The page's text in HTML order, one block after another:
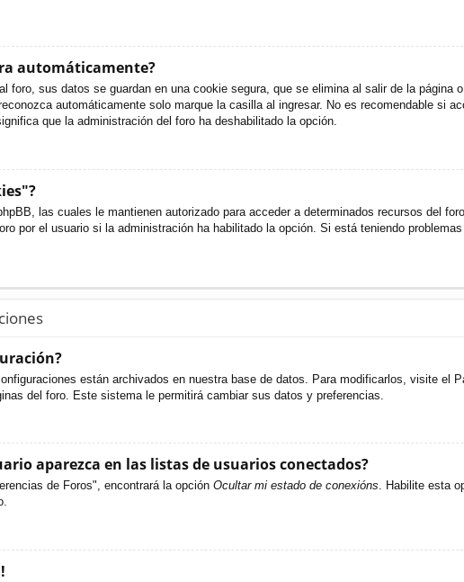
automáticamente?
foro, sus datos se guardan en una cookie segura, que se elimina al salir de la página
automáticamente solo marque la casilla al ingresar. No es recomendable si
que la administración del foro ha deshabilitado la opción.
las cuales le mantienen autorizado para acceder a determinados recursos del
por el usuario si la administración ha habilitado la opción. Si está teniendo
están archivados en nuestra base de datos. Para modificarlos, visite el
del foro. Este sistema le permitirá cambiar sus datos y preferencias.
aparezca en las listas de usuarios conectados?
de Foros", encontrará la opción Ocultar mi estado de conexións. Habilite esta